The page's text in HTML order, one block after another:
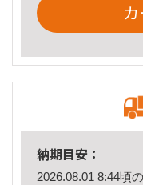
納期目安：
2026.08.01 8:44頃